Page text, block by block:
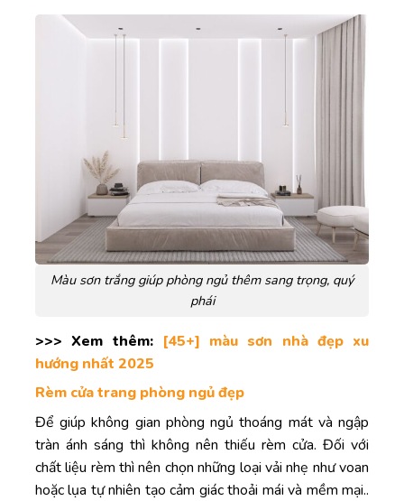
Màu sơn trắng giúp phòng ngủ thêm sang trọng, quý
phái
>>> Xem thêm: [45+] màu sơn nhà đẹp xu
hướng nhất 2025
Rèm cửa trang phòng ngủ đẹp
Để giúp không gian phòng ngủ thoáng mát và ngập
tràn ánh sáng thì không nên thiếu rèm cửa. Đối với
chất liệu rèm thì nên chọn những loại vải nhẹ như voan
hoặc lụa tự nhiên tạo cảm giác thoải mái và mềm mại..